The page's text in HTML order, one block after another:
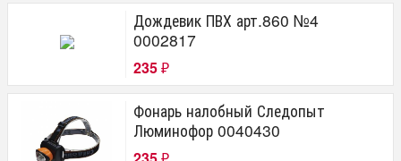
Дождевик ПВХ арт.860 №4
0002817
235 ₽
Фонарь налобный Следопыт
Люминофор 0040430